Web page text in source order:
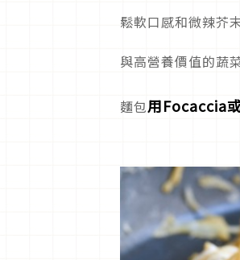
鬆軟口感和微辣芥
與高營養價值的蔬
麵包用Focaccia